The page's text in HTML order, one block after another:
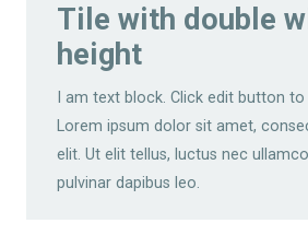
Tile with double
height
I am text block. Click edit button
Lorem ipsum dolor sit amet,
elit. Ut elit tellus, luctus nec
pulvinar dapibus leo.